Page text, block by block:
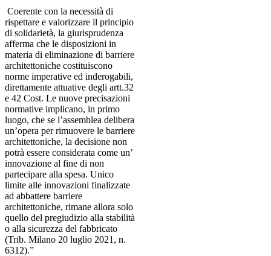
Coerente con la necessità di
rispettare e valorizzare il principio
di solidarietà, la giurisprudenza
afferma che le disposizioni in
materia di eliminazione di barriere
architettoniche costituiscono
norme imperative ed inderogabili,
direttamente attuative degli artt.32
e 42 Cost. Le nuove precisazioni
normative implicano, in primo
luogo, che se l’assemblea delibera
un’opera per rimuovere le barriere
architettoniche, la decisione non
potrà essere considerata come un’
innovazione al fine di non
partecipare alla spesa. Unico
limite alle innovazioni finalizzate
ad abbattere barriere
architettoniche, rimane allora solo
quello del pregiudizio alla stabilità
o alla sicurezza del fabbricato
(Trib. Milano 20 luglio 2021, n.
6312).”